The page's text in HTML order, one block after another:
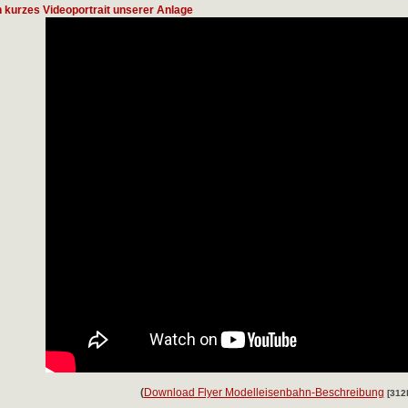
kurzes Videoportrait unserer Anlage
(Download Flyer Modelleisenbahn-Beschreibung